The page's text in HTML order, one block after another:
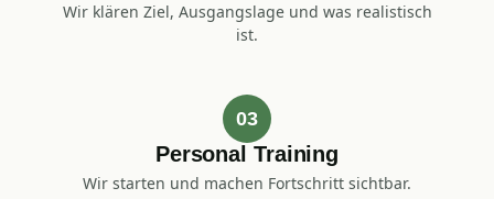
Wir klären Ziel, Ausgangslage und was realistisch
ist.
03
Personal Training
Wir starten und machen Fortschritt sichtbar.